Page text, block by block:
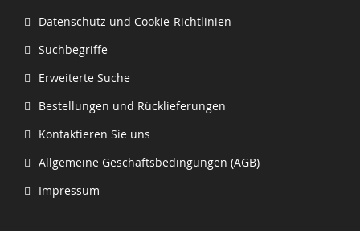
Datenschutz und Cookie-Richtlinien
Suchbegriffe
Erweiterte Suche
Bestellungen und Rücklieferungen
Kontaktieren Sie uns
Allgemeine Geschäftsbedingungen (AGB)
Impressum